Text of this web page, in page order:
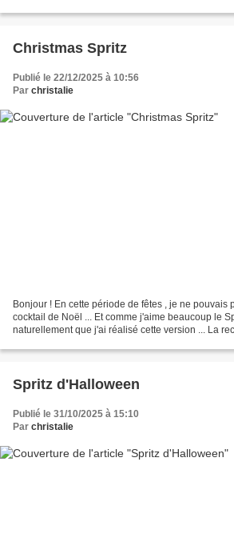
Christmas Spritz
Publié le 22/12/2025 à 10:56
Par christalie
Bonjour ! En cette période de fêtes , je ne pouvais
cocktail de Noël ... Et comme j'aime beaucoup le
naturellement que j'ai réalisé cette version ... La
Spritz d'Halloween
Publié le 31/10/2025 à 15:10
Par christalie